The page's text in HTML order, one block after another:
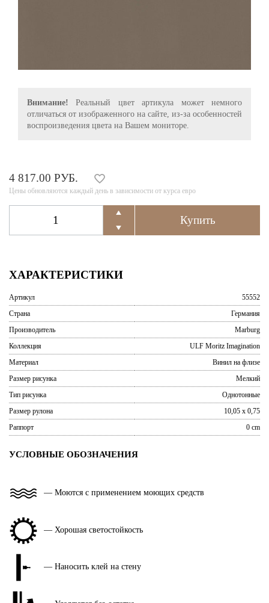
Внимание! Реальный цвет артикула может немного
отличаться от изображенного на сайте, из-за особенностей
воспроизведения цвета на Вашем мониторе.
4 817.00 РУБ.
Цены обновляются каждый день в зависимости от курса евро
ХАРАКТЕРИСТИКИ
Артикул
55552
Страна
Германия
Производитель
Marburg
Коллекция
ULF Moritz Imagination
Материал
Винил на флизе
Размер рисунка
Мелкий
Тип рисунка
Однотонные
Размер рулона
10,05 x 0,75
Раппорт
0 cm
УСЛОВНЫЕ ОБОЗНАЧЕНИЯ
— Моются с применением моющих средств
— Хорошая светостойкость
— Наносить клей на стену